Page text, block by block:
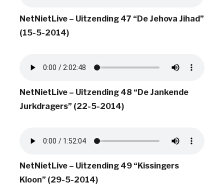
NetNietLive – Uitzending 47 “De Jehova Jihad”
(15-5-2014)
NetNietLive – Uitzending 48 “De Jankende
Jurkdragers” (22-5-2014)
NetNietLive – Uitzending 49 “Kissingers
Kloon” (29-5-2014)